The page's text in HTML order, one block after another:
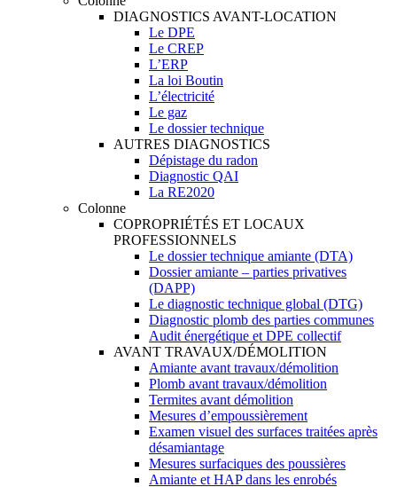
DIAGNOSTICS AVANT-LOCATION
Le DPE
Le CREP
L’ERP
La loi Boutin
L’électricité
Le gaz
Le dossier technique
AUTRES DIAGNOSTICS
Dépistage du radon
Diagnostic QAI
La RE2020
Colonne
COPROPRIÉTÉS ET LOCAUX
PROFESSIONNELS
Le dossier technique amiante (DTA)
Dossier amiante – parties privatives
(DAPP)
Le diagnostic technique global (DTG)
Diagnostic plomb des parties communes
Audit énergétique et DPE collectif
AVANT TRAVAUX/DÉMOLITION
Amiante avant travaux/démolition
Plomb avant travaux/démolition
Termites avant démolition
Mesures d’empoussièrement
Examen visuel des surfaces traitées après
désamiantage
Mesures surfaciques des poussières
Amiante et HAP dans les enrobés